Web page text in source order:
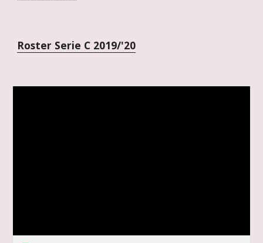
Roster Serie C 2019/'20